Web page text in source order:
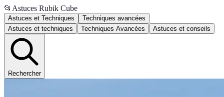
📂 Astuces Rubik Cube
Astuces et Techniques
Techniques avancées
Astuces et techniques
Techniques Avancées Astuces et conseils
Rechercher